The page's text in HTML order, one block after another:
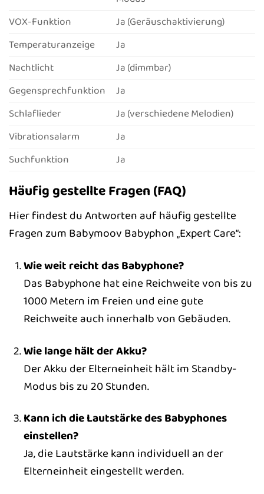
VOX-Funktion
Ja (Geräuschaktivierung)
Temperaturanzeige
Ja
Nachtlicht
Ja (dimmbar)
Gegensprechfunktion
Ja
Schlaflieder
Ja (verschiedene Melodien)
Vibrationsalarm
Ja
Suchfunktion
Ja
Häufig gestellte Fragen (FAQ)
Hier findest du Antworten auf häufig gestellte
Fragen zum Babymoov Babyphon „Expert Care“:
Wie weit reicht das Babyphone?
Das Babyphone hat eine Reichweite von bis zu
1000 Metern im Freien und eine gute
Reichweite auch innerhalb von Gebäuden.
Wie lange hält der Akku?
Der Akku der Elterneinheit hält im Standby-
Modus bis zu 20 Stunden.
Kann ich die Lautstärke des Babyphones
einstellen?
Ja, die Lautstärke kann individuell an der
Elterneinheit eingestellt werden.